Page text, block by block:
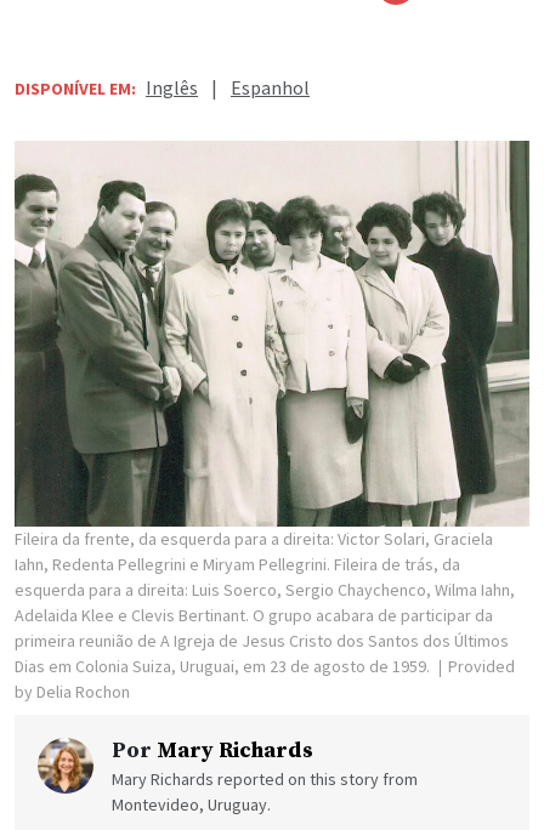
DISPONÍVEL EM: Inglês | Espanhol
Fileira da frente, da esquerda para a direita: Victor Solari, Graciela
Iahn, Redenta Pellegrini e Miryam Pellegrini. Fileira de trás, da
esquerda para a direita: Luis Soerco, Sergio Chaychenco, Wilma Iahn,
Adelaida Klee e Clevis Bertinant. O grupo acabara de participar da
primeira reunião de A Igreja de Jesus Cristo dos Santos dos Últimos
Dias em Colonia Suiza, Uruguai, em 23 de agosto de 1959.
Provided
by Delia Rochon
Por Mary Richards
Mary Richards reported on this story from
Montevideo, Uruguay.